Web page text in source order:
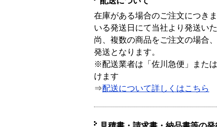
在庫がある場合のご注文につき
いる発送日にて当社より発送い
尚、複数の商品をご注文の場合
発送となります。
※配送業者は「佐川急便」また
けます
⇒配送について詳しくはこちら